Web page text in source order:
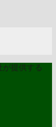
が提供する